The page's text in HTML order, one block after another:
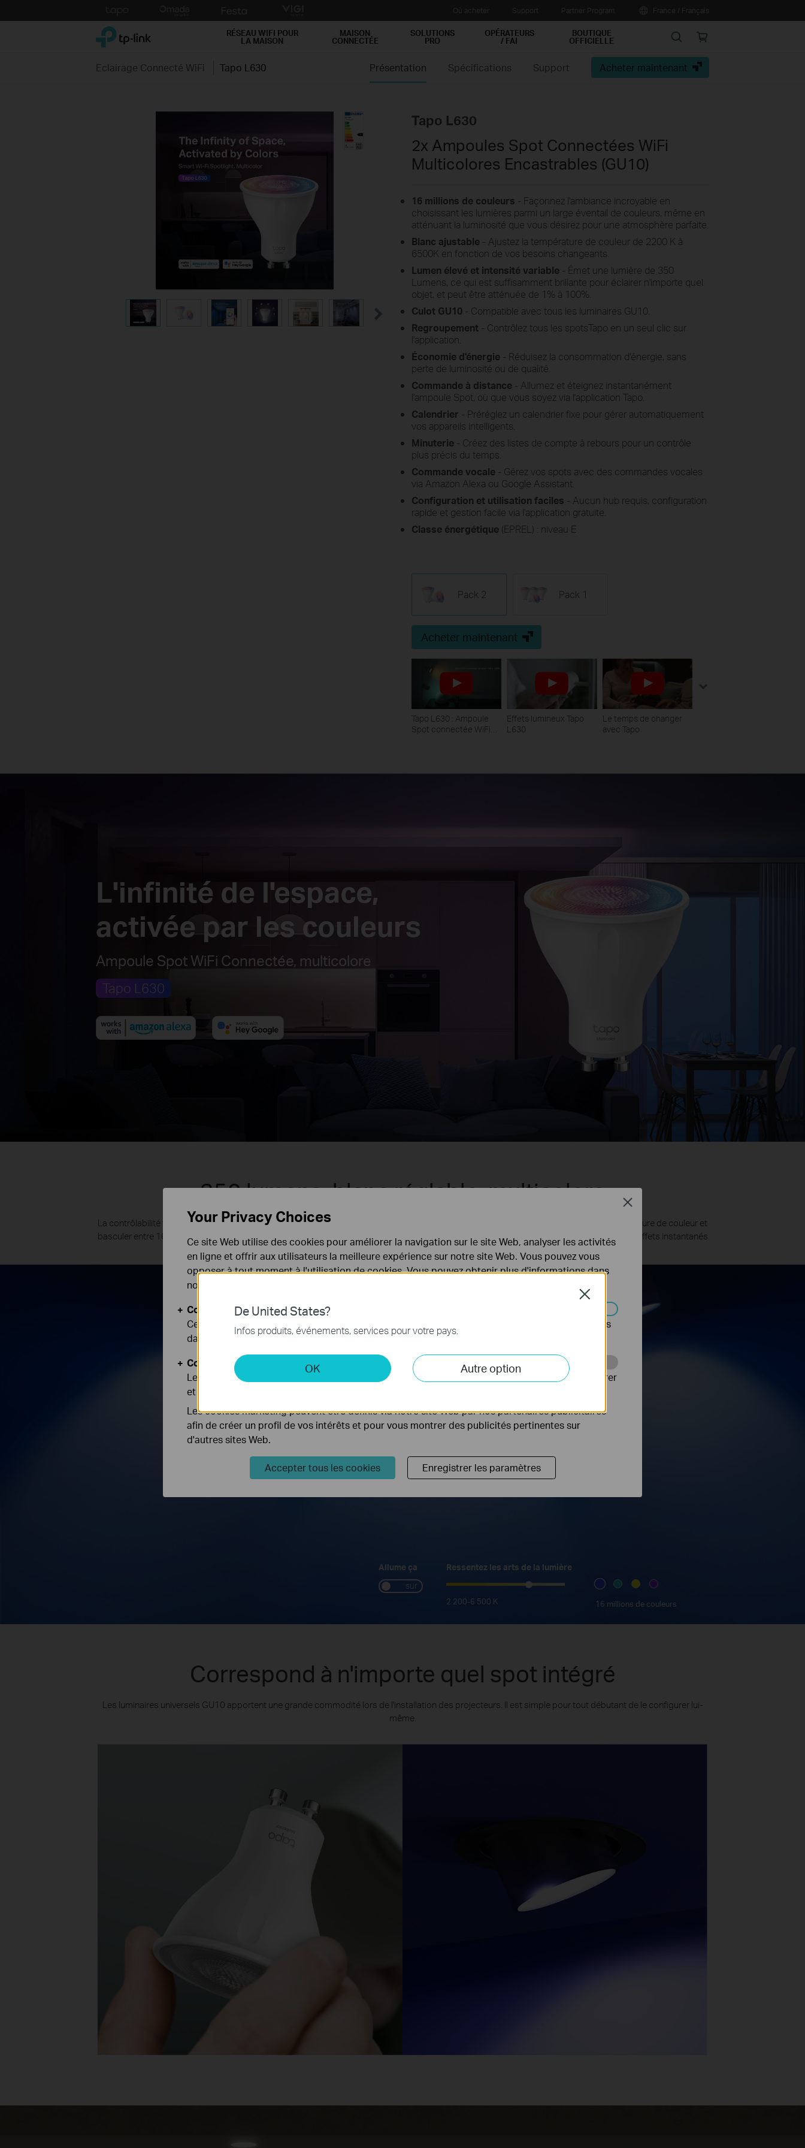
to
TP-Link, Reliably Smart RÉSEAU WIFI POUR
LA MAISON
MAISON
CONNECTÉE
SOLUTIONS
PRO
OPÉRATEURS
/ FAI
BOUTIQUE
OFFICIELLE Search Online
Eclairage Connecté WiFi Tapo L630 Présentation Spécifications Support Acheter maintenant
Tapo L630
2x Ampoules Spot Connectées WiFi
Multicolores Encastrables (GU10)
16 millions de couleurs - Façonnez l'ambiance incroyable en
choisissant les lumières parmi un large éventail de couleurs, même en
atténuant la luminosité que vous désirez pour une atmosphère parfaite.
Blanc ajustable - Ajustez la température de couleur de 2200 K à
6500K en fonction de vos besoins changeants.
Lumen élevé et intensité variable - Émet une lumière de 350
Lumens, ce qui est suffisamment brillante pour éclairer n'importe quel
objet, et peut être atténuée de 1% à 100%.
Culot GU10 - Compatible avec tous les luminaires GU10.
Regroupement - Contrôlez tous les spotsTapo en un seul clic sur
l'application.
Économie d'énergie - Réduisez la consommation d'énergie, sans
perte de luminosité ou de qualité.
Commande à distance - Allumez et éteignez instantanément
l'ampoule Spot, où que vous soyez via l'application Tapo.
Calendrier - Préréglez un calendrier fixe pour gérer automatiquement
vos appareils intelligents.
Minuterie - Créez des listes de compte à rebours pour un contrôle
plus précis du temps.
Commande vocale - Gérez vos spots avec des commandes vocales
via Amazon Alexa ou Google Assistant.
Configuration et utilisation faciles - Aucun hub requis, configuration
rapide et gestion facile via l'application gratuite.
Classe énergétique (EPREL) : niveau E
Pack 2 Pack 1
Acheter maintenant
Tapo L630 : Ampoule
Spot connectée WiFi
Effets lumineux Tapo
L630
Le temps de changer
avec Tapo
L'infinité de l'espace,
activée par les couleurs
Ampoule Spot WiFi Connectée, multicolore
Tapo L630
350 lumens, blanc réglable, multicolore
La contrôlabilité flexible du Tapo L630 donne un nouveau sens à la vie intelligente. Vous pouvez facilement régler la luminosité et la température de couleur et
basculer entre 16 millions de couleurs, en fonction des différentes demandes. Essayez de cliquer sur les boutons ci-dessous pour voir les effets instantanés
des Tapo Smart Spotlights.
Allume ça
sur
Ressentez les arts de la lumière
2 200-6 500 K 16 millions de couleurs
Correspond à n'importe quel spot intégré
Les luminaires universels GU10 apportent une grande commodité lors de l'installation des projecteurs. Il est simple pour tout débutant de le configurer lui-
même.
De United States?
Infos produits, événements, services pour votre pays.
OK Autre option
Close
Your Privacy Choices
Ce site Web utilise des cookies pour améliorer la navigation sur le site Web, analyser les activités
en ligne et offrir aux utilisateurs la meilleure expérience sur notre site Web. Vous pouvez vous
opposer à tout moment à l'utilisation de cookies. Vous pouvez obtenir plus d'informations dans
notre
Cookies basiques
Ces cookies sont nécessaires au fonctionnement du site Web et ne peuvent pas être désactivés
dans vos systèmes.
Cookies d'analyse et marketing
Les cookies d'analyse nous permettent d'analyser vos activités sur notre site Web pour améliorer
et ajuster les fonctionnalités de notre site Web.
Les cookies marketing peuvent être définis via notre site Web par nos partenaires publicitaires
afin de créer un profil de vos intérêts et pour vous montrer des publicités pertinentes sur
d'autres sites Web.
Accepter tous les cookies Enregistrer les paramètres
Close